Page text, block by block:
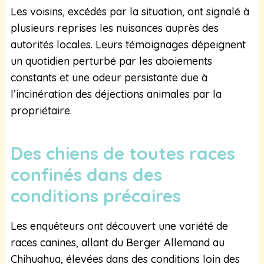
Les voisins, excédés par la situation, ont signalé à
plusieurs reprises les nuisances auprès des
autorités locales. Leurs témoignages dépeignent
un quotidien perturbé par les aboiements
constants et une odeur persistante due à
l’incinération des déjections animales par la
propriétaire.
Des chiens de toutes races
confinés dans des
conditions précaires
Les enquêteurs ont découvert une variété de
races canines, allant du Berger Allemand au
Chihuahua, élevées dans des conditions loin des